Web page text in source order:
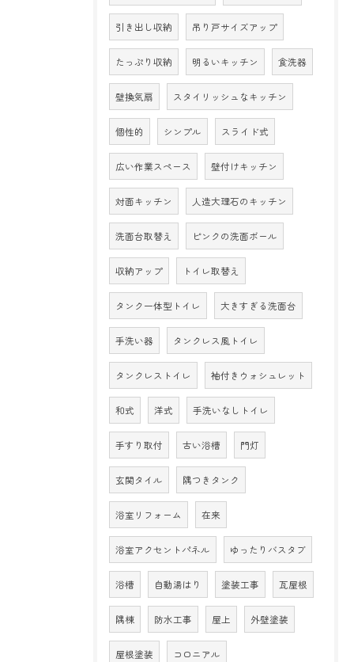
引き出し収納 吊り戸サイズアップ
たっぷり収納 明るいキッチン 食洗器
壁換気扇 スタイリッシュなキッチン
個性的 シンプル スライド式
広い作業スペース 壁付けキッチン
対面キッチン 人造大理石のキッチン
洗面台取替え ピンクの洗面ボール
収納アップ トイレ取替え
タンク一体型トイレ 大きすぎる洗面台
手洗い器 タンクレス風トイレ
タンクレストイレ 袖付きウォシュレット
和式 洋式 手洗いなしトイレ
手すり取付 古い浴槽 門灯
玄関タイル 隅つきタンク
浴室リフォーム 在来
浴室アクセントパネル ゆったりバスタブ
浴槽 自動湯はり 塗装工事 瓦屋根
隅棟 防水工事 屋上 外壁塗装
屋根塗装 コロニアル